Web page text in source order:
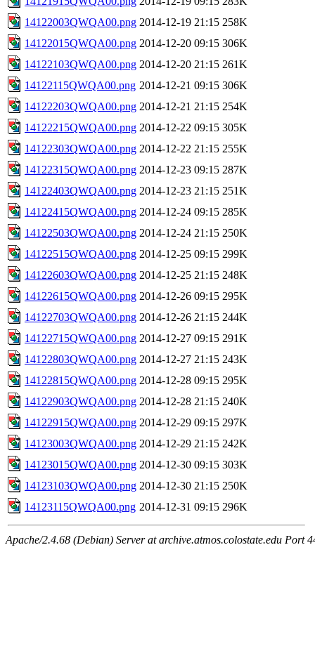
14122003QWQA00.png 2014-12-19 21:15 258K
14122015QWQA00.png 2014-12-20 09:15 306K
14122103QWQA00.png 2014-12-20 21:15 261K
14122115QWQA00.png 2014-12-21 09:15 306K
14122203QWQA00.png 2014-12-21 21:15 254K
14122215QWQA00.png 2014-12-22 09:15 305K
14122303QWQA00.png 2014-12-22 21:15 255K
14122315QWQA00.png 2014-12-23 09:15 287K
14122403QWQA00.png 2014-12-23 21:15 251K
14122415QWQA00.png 2014-12-24 09:15 285K
14122503QWQA00.png 2014-12-24 21:15 250K
14122515QWQA00.png 2014-12-25 09:15 299K
14122603QWQA00.png 2014-12-25 21:15 248K
14122615QWQA00.png 2014-12-26 09:15 295K
14122703QWQA00.png 2014-12-26 21:15 244K
14122715QWQA00.png 2014-12-27 09:15 291K
14122803QWQA00.png 2014-12-27 21:15 243K
14122815QWQA00.png 2014-12-28 09:15 295K
14122903QWQA00.png 2014-12-28 21:15 240K
14122915QWQA00.png 2014-12-29 09:15 297K
14123003QWQA00.png 2014-12-29 21:15 242K
14123015QWQA00.png 2014-12-30 09:15 303K
14123103QWQA00.png 2014-12-30 21:15 250K
14123115QWQA00.png 2014-12-31 09:15 296K
Apache/2.4.68 (Debian) Server at archive.atmos.colostate.edu Port